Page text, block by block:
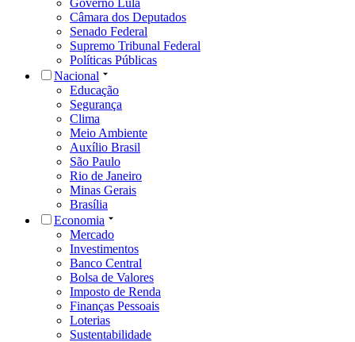
Câmara dos Deputados
Senado Federal
Supremo Tribunal Federal
Políticas Públicas
Nacional
Educação
Segurança
Clima
Meio Ambiente
Auxílio Brasil
São Paulo
Rio de Janeiro
Minas Gerais
Brasília
Economia
Mercado
Investimentos
Banco Central
Bolsa de Valores
Imposto de Renda
Finanças Pessoais
Loterias
Sustentabilidade